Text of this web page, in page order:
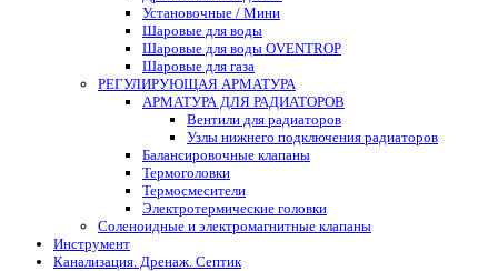
Установочные / Мини
Шаровые для воды
Шаровые для воды OVENTROP
Шаровые для газа
РЕГУЛИРУЮЩАЯ АРМАТУРА
АРМАТУРА ДЛЯ РАДИАТОРОВ
Вентили для радиаторов
Узлы нижнего подключения радиаторов
Балансировочные клапаны
Термоголовки
Термосмесители
Электротермические головки
Соленоидные и электромагнитные клапаны
Инструмент
Канализация. Дренаж. Септик